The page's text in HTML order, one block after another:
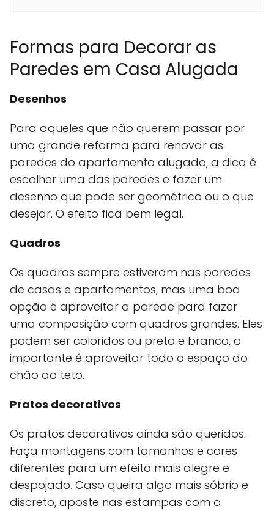
Formas para Decorar as
Paredes em Casa Alugada
Desenhos
Para aqueles que não querem passar por
uma grande reforma para renovar as
paredes do apartamento alugado, a dica é
escolher uma das paredes e fazer um
desenho que pode ser geométrico ou o que
desejar. O efeito fica bem legal.
Quadros
Os quadros sempre estiveram nas paredes
de casas e apartamentos, mas uma boa
opção é aproveitar a parede para fazer
uma composição com quadros grandes. Eles
podem ser coloridos ou preto e branco, o
importante é aproveitar todo o espaço do
chão ao teto.
Pratos decorativos
Os pratos decorativos ainda são queridos.
Faça montagens com tamanhos e cores
diferentes para um efeito mais alegre e
despojado. Caso queira algo mais sóbrio e
discreto, aposte nas estampas com a